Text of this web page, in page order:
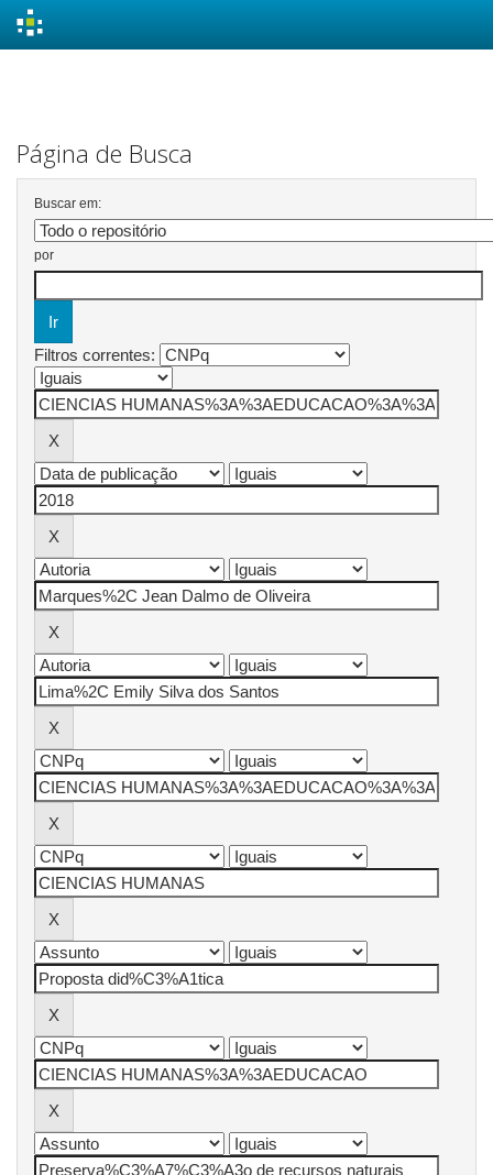
Página de Busca
Buscar em:
por
Filtros correntes: